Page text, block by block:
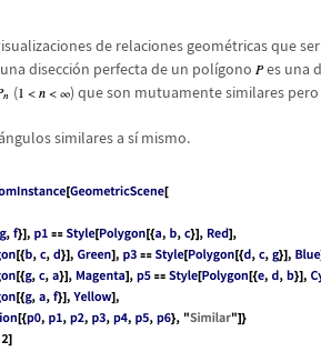
de relaciones geométricas que ser
disección perfecta de un polígono es una
( ) que son mutuamente similares
ngulos similares a símismo.